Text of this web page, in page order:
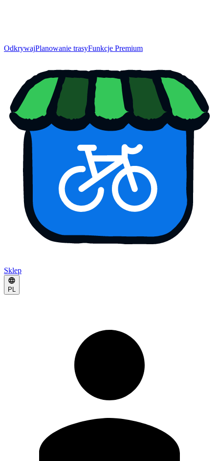
OdkrywajPlanowanie trasyFunkcje Premium
Sklep
PL